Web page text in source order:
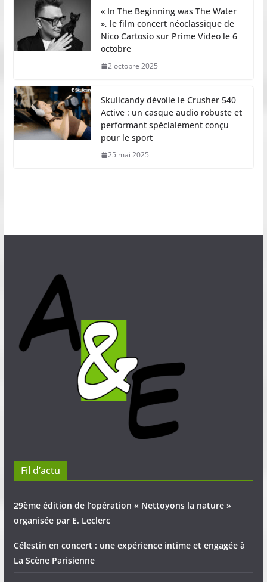
« In The Beginning was The Water
», le film concert néoclassique de
Nico Cartosio sur Prime Video le 6
octobre
2 octobre 2025
Skullcandy dévoile le Crusher 540
Active : un casque audio robuste et
performant spécialement conçu
pour le sport
25 mai 2025
Fil d’actu
29ème édition de l’opération « Nettoyons la nature »
organisée par E. Leclerc
Célestin en concert : une expérience intime et engagée à
La Scène Parisienne